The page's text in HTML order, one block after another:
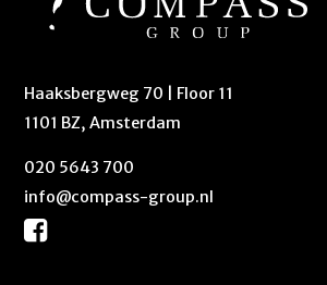
Haaksbergweg 70 | Floor 11
1101 BZ, Amsterdam
020 5643 700
info@compass-group.nl